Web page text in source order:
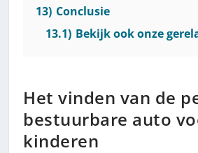
13) Conclusie
13.1) Bekijk ook onze
Het vinden van de
bestuurbare auto
kinderen